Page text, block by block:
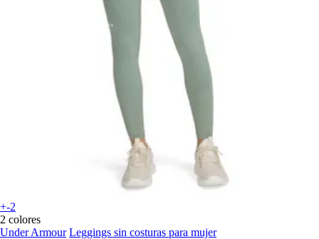
+-2
2 colores
Under Armour Leggings sin costuras para mujer